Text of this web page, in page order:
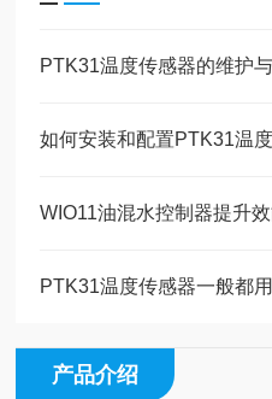
PTK31温度传感器的维护
如何安装和配置PTK31温
WIO11油混水控制器提升
PTK31温度传感器一般都
产品介绍